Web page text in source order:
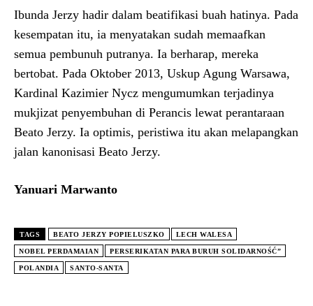
Ibunda Jerzy hadir dalam beatifikasi buah hatinya. Pada
kesempatan itu, ia menyatakan sudah memaafkan
semua pembunuh putranya. Ia berharap, mereka
bertobat. Pada Oktober 2013, Uskup Agung Warsawa,
Kardinal Kazimier Nycz mengumumkan terjadinya
mukjizat penyembuhan di Perancis lewat perantaraan
Beato Jerzy. Ia optimis, peristiwa itu akan melapangkan
jalan kanonisasi Beato Jerzy.
Yanuari Marwanto
TAGS BEATO JERZY POPIELUSZKO LECH WALESA
NOBEL PERDAMAIAN PERSERIKATAN PARA BURUH SOLIDARNOŚĆ”
POLANDIA SANTO-SANTA